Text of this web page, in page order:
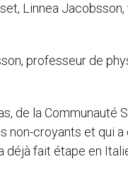
Linnea
professeur de
de la Communauté
non-croyants et qui
fait étape en